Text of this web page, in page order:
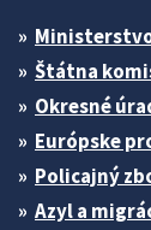
Štátna
Okresné
Európske
Policajný
Azyl a